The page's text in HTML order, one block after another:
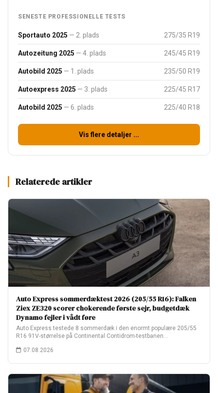
SENESTE PROFESSIONELLE TESTS
Sportauto 2025 — 2. plads 275/35 R19
Autozeitung 2025 — 4. plads 245/45 R19
Autobild 2025 — 1. plads 235/50 R19
Autoexpress 2025 — 3. plads 225/45 R17
Autobild 2025 — 6. plads 225/40 R18
Vis flere detaljer ...
Relaterede artikler
Auto Express sommerdæktest 2026 (205/55 R16): Falken
Ziex ZE320 scorer chokerende første sejr, budgetdæk
Dynamo fejler i vådt føre
Auto Express testede 8 sommerdæk i den enormt populære 205/55
R16 91V-størrelse på Continental Contidrom-testbanen…
07.08.2026